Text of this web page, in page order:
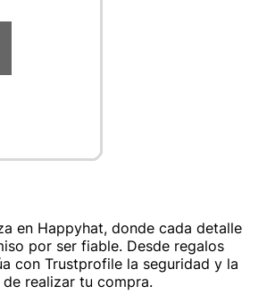
en Happyhat, donde cada detalle
por ser fiable. Desde regalos
con Trustprofile la seguridad y la
realizar tu compra.